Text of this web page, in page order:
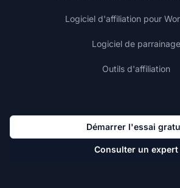
Logiciel d'affiliation pour
Logiciel de parrainage
Outils d'affiliation
Démarrer l'essai
Consulter un expert